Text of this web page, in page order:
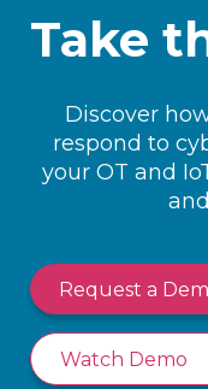
Take
Discover
respond to
your OT and
Request a
Watch Demo